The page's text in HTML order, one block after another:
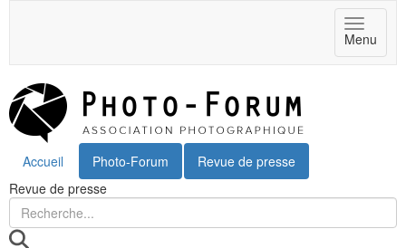
Toggle
Menu
Accueil Photo-Forum
Revue de presse
Revue de presse